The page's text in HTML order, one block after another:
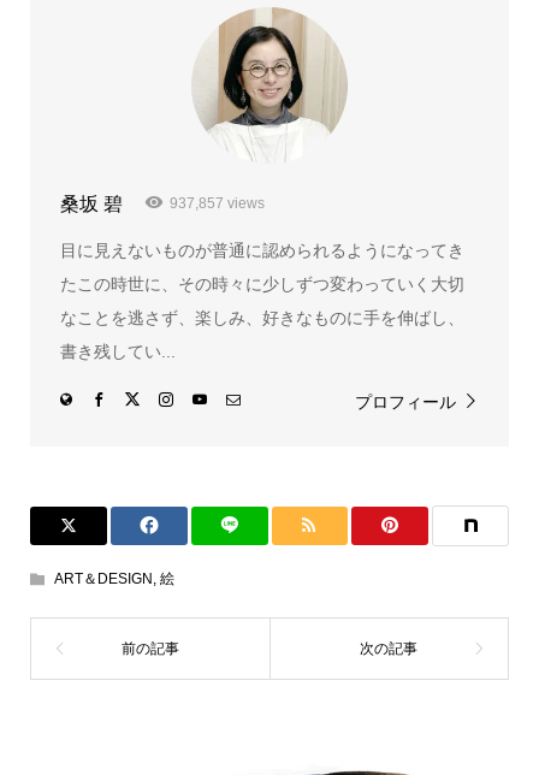
桑坂 碧 937,857 views
目に見えないものが普通に認められるようになってき
たこの時世に、その時々に少しずつ変わっていく大切
なことを逃さず、楽しみ、好きなものに手を伸ばし、
書き残してい...
プロフィール
ART＆DESIGN 絵